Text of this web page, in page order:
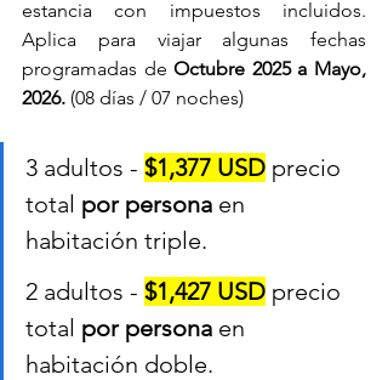
estancia con impuestos incluidos.
Aplica para viajar algunas fechas
programadas de Octubre 2025 a Mayo,
2026. (08 días / 07 noches)
3 adultos - $1,377 USD precio
total por persona en
habitación triple.
2 adultos - $1,427 USD precio
total por persona en
habitación doble.